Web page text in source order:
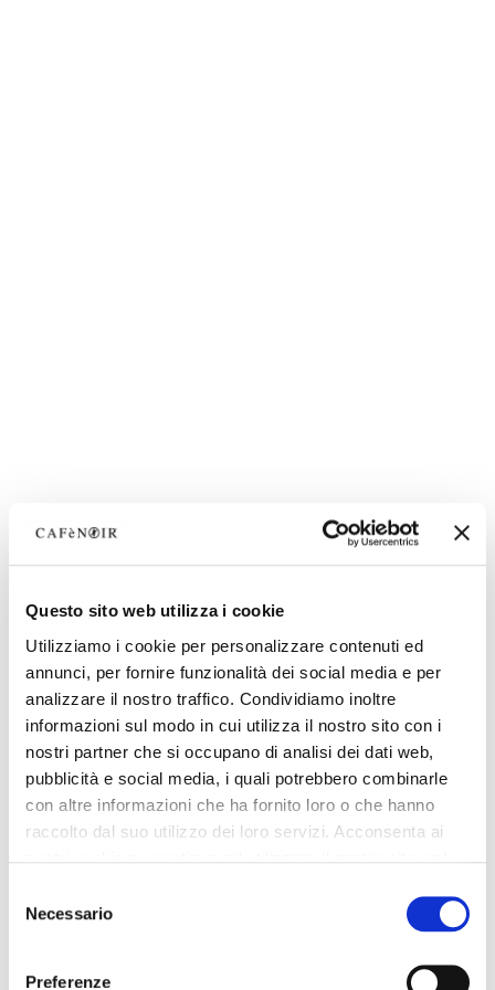
Questo sito web utilizza i cookie
Utilizziamo i cookie per personalizzare contenuti ed
annunci, per fornire funzionalità dei social media e per
analizzare il nostro traffico. Condividiamo inoltre
informazioni sul modo in cui utilizza il nostro sito con i
nostri partner che si occupano di analisi dei dati web,
pubblicità e social media, i quali potrebbero combinarle
con altre informazioni che ha fornito loro o che hanno
raccolto dal suo utilizzo dei loro servizi. Acconsenta ai
delNecessario
Preferenze